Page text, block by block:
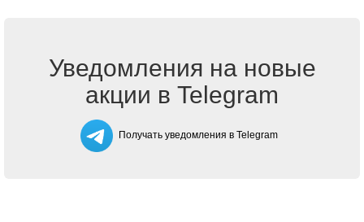
Уведомления на новые
акции в Telegram
Получать уведомления в Telegram